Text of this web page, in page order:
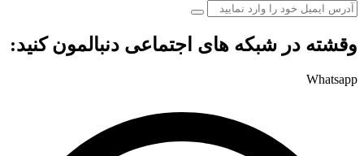
وقشته در شبکه های اجتماعی دنبالمون کنید:
Whatsapp